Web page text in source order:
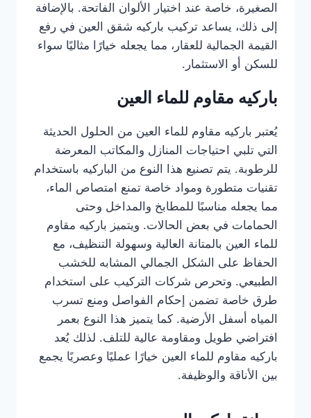
الصغيرة، خاصة عند اختيار الألوان الفاتحة. بالإضافة
إلى ذلك، يساعد تركيب باركيه شقق العين في رفع
القيمة الجمالية للعقار، مما يجعله خيارًا مثاليًا سواء
للسكن أو الاستثمار.
باركيه مقاوم للماء العين
يُعتبر باركيه مقاوم للماء العين من الحلول الحديثة
التي تلبي احتياجات المنازل والمكاتب المعرضة
للرطوبة. يتم تصنيع هذا النوع من الباركيه باستخدام
تقنيات متطورة ومواد خاصة تمنع امتصاص الماء،
مما يجعله مناسبًا للمطابخ والمداخل وحتى
الحمامات في بعض الحالات. ويتميز باركيه مقاوم
للماء العين بالمتانة العالية وسهولة التنظيف، مع
الحفاظ على الشكل الجمالي المشابه للخشب
الطبيعي. وتحرص شركات التركيب على استخدام
طرق خاصة تضمن إحكام الفواصل ومنع تسرب
المياه أسفل الأرضية. كما يتميز هذا النوع بعمر
افتراضي طويل ومقاومة عالية للتلف. لذلك يُعد
باركيه مقاوم للماء العين خيارًا عمليًا وعصريًا يجمع
بين الأناقة والوظيفة.